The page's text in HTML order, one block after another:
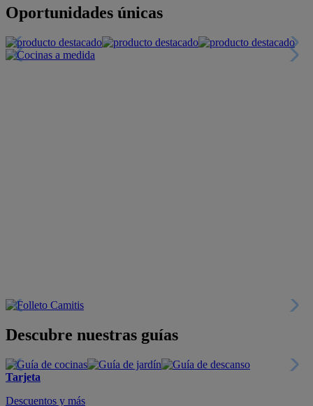
Oportunidades únicas
Descubre nuestras guías
Tarjeta
Descuentos y más